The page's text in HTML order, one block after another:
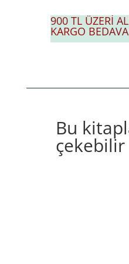
900 TL ÜZERİ
KARGO
Bu
çekebilir